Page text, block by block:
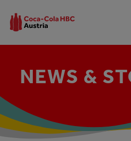
NEWS &